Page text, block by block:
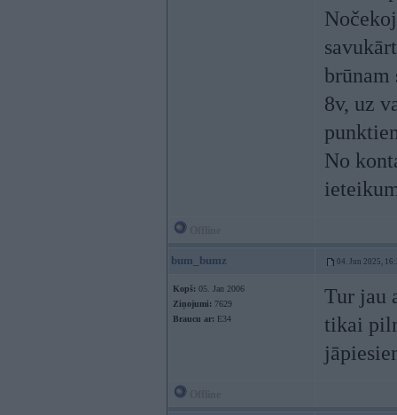
brūnam
8v, uz
No
bum_bumz 04. Jun 2025,
Kopš: 05. Jan 2006
Ziņojumi: 7629
Braucu ar: E34
Tur jau
tikai